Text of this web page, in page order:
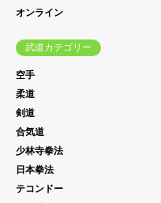
オンライン
武道カテゴリー
空手
柔道
剣道
合気道
少林寺拳法
日本拳法
テコンドー